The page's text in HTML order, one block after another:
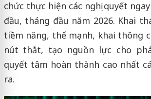
chức thực hiện các nghị quyết
đầu, tháng đầu năm 2026. Khai
tiềm năng, thế mạnh, khai thông
nút thắt, tạo nguồn lực cho
quyết tâm hoàn thành cao nhất
ra.